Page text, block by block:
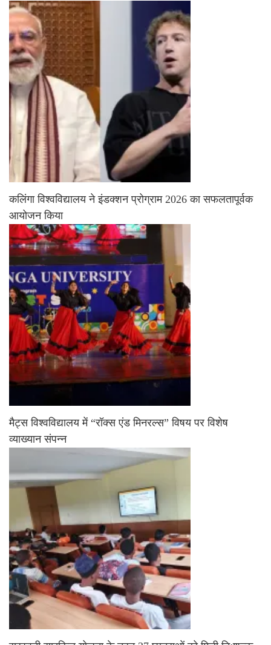
कलिंगा विश्वविद्यालय ने इंडक्शन प्रोग्राम 2026 का सफलतापूर्वक
आयोजन किया
मैट्स विश्वविद्यालय में “रॉक्स एंड मिनरल्स” विषय पर विशेष
व्याख्यान संपन्न